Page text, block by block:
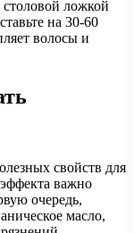
ложкой
на 30-60
волосы и
свойств для
важно
очередь,
масло,